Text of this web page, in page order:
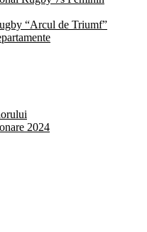
“Arcul de Triumf”
2024